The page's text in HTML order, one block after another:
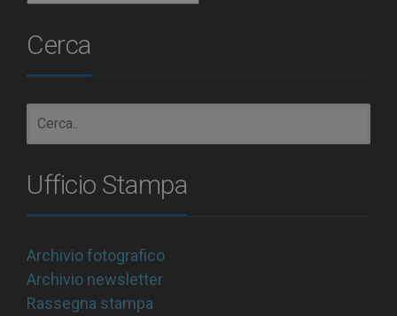
Cerca
Ufficio Stampa
Archivio fotografico
Archivio newsletter
Rassegna stampa